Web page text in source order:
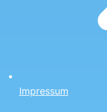
Impressum